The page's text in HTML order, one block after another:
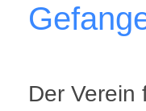
Der Verein